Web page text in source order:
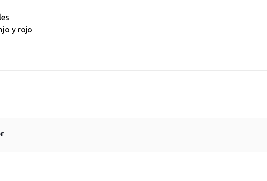
y rojo